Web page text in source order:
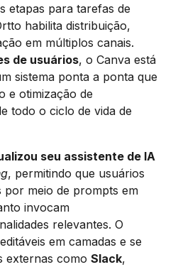
etapas para tarefas de
habilita distribuição,
em múltiplos canais.
de usuários, o Canva está
sistema ponta a ponta que
e otimização de
todo o ciclo de vida de
seu assistente de IA
, permitindo que usuários
por meio de prompts em
invocam
relevantes. O
em camadas e se
externas como Slack,